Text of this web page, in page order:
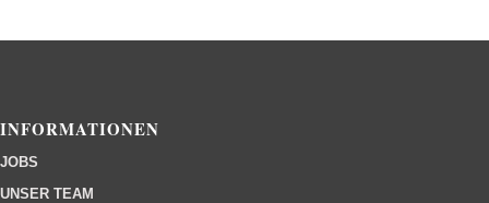
INFORMATIONEN
JOBS
UNSER TEAM